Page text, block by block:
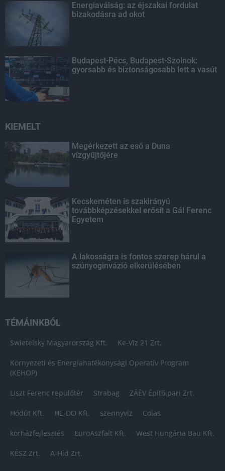
Energiaválság: az éjszakai fordulat
bizakodásra ad okot
Budapest-Pécs, Budapest-Szolnok:
gyorsabb és biztonságosabb lett a vasút
KIEMELT
Megérkezett az eső a Duna
vízgyűjtőjére
Kecskeméten is szakirányú
továbbképzésekkel erősít a Gál Ferenc
Egyetem
A lakosságra is fontos szerep hárul a
szúnyoginvázió elkerülésében
TÉMÁINKBÓL
Swietelsky Magyarország Kft. Ke-Víz 21 Zrt.
Környezeti és Energiahatékonysági Operatív Program
(KEHOP)
Liszt Ferenc repülőtér Strabag ZÁÉV Építőipari Zrt.
Hódút Kft. HE-DO Kft. szennyvíz Colas
kórházfejlesztés EuroAszfalt Kft. West Hungária Bau Kft.
KÉSZ Zrt. A-Híd Zrt.